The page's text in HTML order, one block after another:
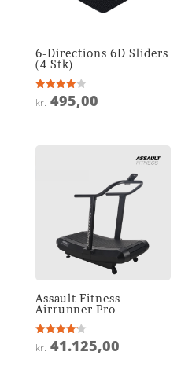
6-Directions 6D Sliders
(4 Stk)
Vurderet
4
kr. 495,00
Assault Fitness
Airrunner Pro
Vurderet
4.2
kr. 41.125,00